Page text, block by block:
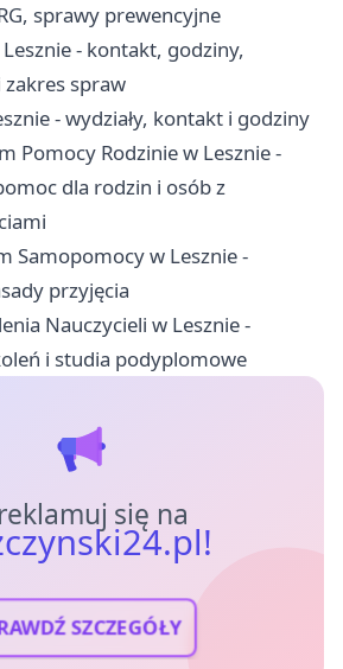
sprawy prewencyjne
- kontakt, godziny,
spraw
- wydziały, kontakt i godziny
Pomocy Rodzinie w Lesznie -
dla rodzin i osób z
Samopomocy w Lesznie -
przyjęcia
Nauczycieli w Lesznie -
i studia podyplomowe
się na
SZCZEGÓŁY